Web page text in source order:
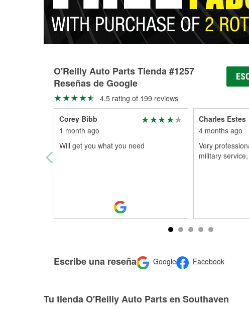
O'Reilly Auto Parts Tienda #1257
Reseñas de Google
4.5 rating of 199 reviews
Corey Bibb
1 month ago
Will get you what you need
Charles Estes
4 months ago
Very
military
Escribe una reseña Google Facebook
Tu tienda O'Reilly Auto Parts en Southaven